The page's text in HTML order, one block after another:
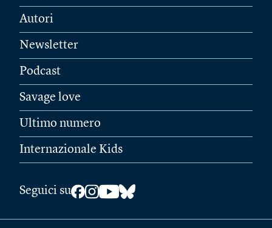
Autori
Newsletter
Podcast
Savage love
Ultimo numero
Internazionale Kids
Seguici su